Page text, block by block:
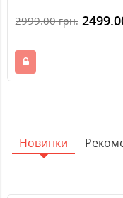
2999.00грн.
Новинки